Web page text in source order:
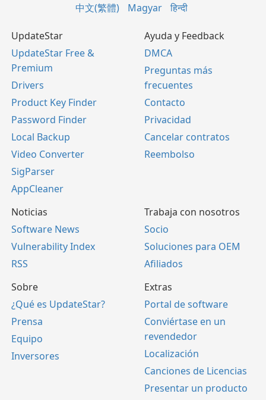
中文(繁體)
Magyar हिन्दी
UpdateStar
UpdateStar Free &
Premium
Drivers
Product Key Finder
Password Finder
Local Backup
Video Converter
SigParser
AppCleaner
Ayuda y Feedback
DMCA
Preguntas más
frecuentes
Contacto
Privacidad
Cancelar contratos
Reembolso
Noticias
Software News
Vulnerability Index
RSS
Trabaja con nosotros
Socio
Soluciones para OEM
Afiliados
Sobre
¿Qué es UpdateStar?
Prensa
Equipo
Inversores
Extras
Portal de software
Conviértase en un
revendedor
Localización
Canciones de Licencias
Presentar un producto